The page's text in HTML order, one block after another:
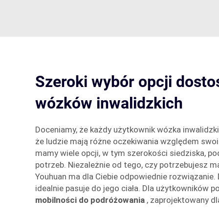
Szeroki wybór opcji
wózków inwalidzkich
Doceniamy, że każdy użytkownik wózka
że ludzie mają różne oczekiwania względem
mamy wiele opcji, w tym szerokości siedziska,
potrzeb. Niezależnie od tego, czy potrzebujesz
Youhuan ma dla Ciebie odpowiednie
idealnie pasuje do jego ciała. Dla użytkowników
mobilności do podróżowania , zaprojektowany